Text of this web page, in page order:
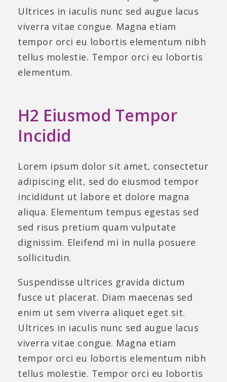
Ultrices in iaculis nunc sed augue lacus
viverra vitae congue. Magna etiam
tempor orci eu lobortis elementum nibh
tellus molestie. Tempor orci eu lobortis
elementum.
H2 Eiusmod Tempor
Incidid
Lorem ipsum dolor sit amet, consectetur
adipiscing elit, sed do eiusmod tempor
incididunt ut labore et dolore magna
aliqua. Elementum tempus egestas sed
sed risus pretium quam vulputate
dignissim. Eleifend mi in nulla posuere
sollicitudin.
Suspendisse ultrices gravida dictum
fusce ut placerat. Diam maecenas sed
enim ut sem viverra aliquet eget sit.
Ultrices in iaculis nunc sed augue lacus
viverra vitae congue. Magna etiam
tempor orci eu lobortis elementum nibh
tellus molestie. Tempor orci eu lobortis